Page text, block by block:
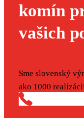
komín
vašich
Sme slovenský
ako 1000